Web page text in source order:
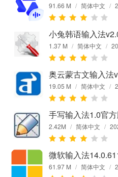
91.66 M / 简体中文 /
小兔韩语输入法
1.37 M / 简体中文 /
奥云蒙古文输入法
19.05 M / 简体中文 /
手写输入法1.0官
2.42M / 简体中文 /
微软输入法
61.97 M / 简体中文 /